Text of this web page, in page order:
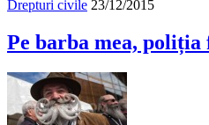
Drepturi civile 23/12/2015
Pe barba mea, poliția